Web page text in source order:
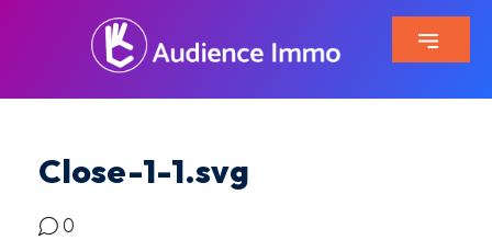
Close-1-1.svg
0